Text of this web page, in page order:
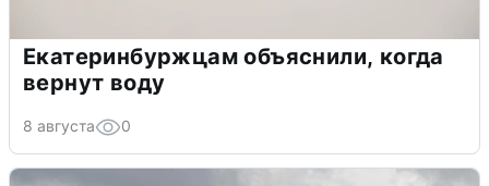
Екатеринбуржцам объяснили, когда
вернут воду
8 августа 0